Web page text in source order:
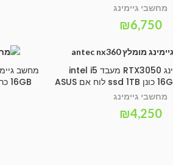
מחשבי גיימינג
₪6,750
הוספה לסל
מחשב גיימינג RTX3050 מעבד intel i5
מחשבי גיימינג
₪4,250
16GB כרטיס מסך RTX 5060 כונן SSD 1T